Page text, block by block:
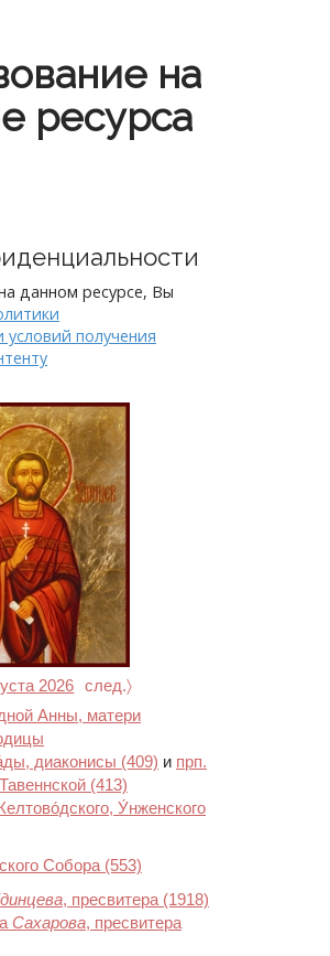
на
ресурса
данном ресурсе, Вы
получения
2026
след.〉
Анны, матери
диаконисы (409) и прп.
(413)
У́нженского
Собора (553)
, пресвитера (1918)
Сахарова, пресвитера